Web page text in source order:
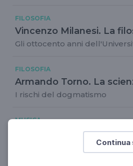
FILOSOFIA
Vincenzo Milanesi. La
Gli ottocento anni
FILOSOFIA
Armando Torno. La
I rischi del dogmatismo
MUSICA
Concerto "L'amor mi fa
10 Dic 2021 > 10 Dic 2021